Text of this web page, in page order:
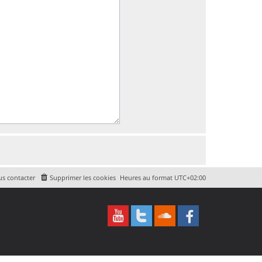
Heures au format UTC+02:00
Supprimer les cookies
contacter